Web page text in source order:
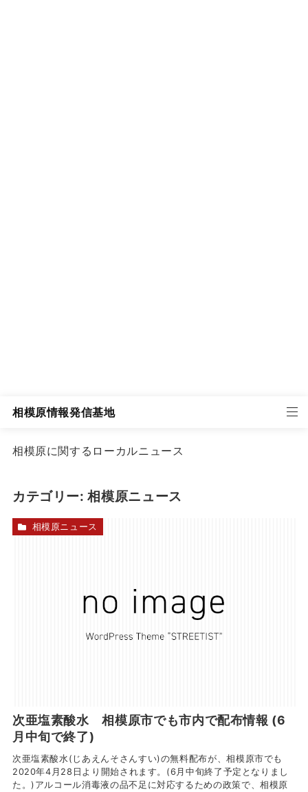
相模原情報発信基地
相模原に関するローカルニュース
カテゴリー:相模原ニュース
次亜塩素酸水 相模原市でも市内で配布情報 (6
月中旬で終了)
次亜塩素酸水(じあえんそさんすい)の無料配布が、相模原市でも
2020年4月28日より開始されます。(6月中旬終了予定となりまし
た。)アルコール消毒液の品不足に対応するための政策で、相模原
相模原ニュース